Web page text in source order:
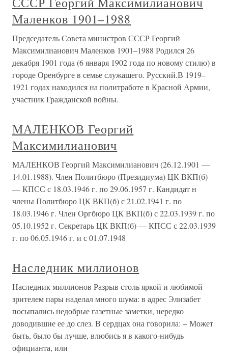
Маленков 1901–1988
Председатель Совета министров СССР Георгий
Максимилианович Маленков 1901–1988 Родился 26
декабря 1901 года (6 января 1902 года по новому стилю) в
городе Оренбурге в семье служащего. Русский.В 1919–
1921 годах находился на политработе в Красной Армии,
участник Гражданской войны.
МАЛЕНКОВ Георгий
Максимилианович
МАЛЕНКОВ Георгий Максимилианович (26.12.1901 —
14.01.1988). Член Политбюро (Президиума) ЦК ВКП(б)
— КПСС с 18.03.1946 г. по 29.06.1957 г. Кандидат н
члены Политбюро ЦК ВКП(б) с 21.02.1941 г. по
18.03.1946 г. Член Оргбюро ЦК ВКП(б) с 22.03.1939 г. по
05.10.1952 г. Секретарь ЦК ВКП(б) — КПСС с 22.03.1939
г. по 06.05.1946 г. и с 01.07.1948
Наследник миллионов
Наследник миллионов Разрыв столь яркой и любимой
зрителем пары наделал много шума: в адрес Элизабет
посыпались недобрые газетные заметки, нередко
доводившие ее до слез. В сердцах она говорила: – Может
быть, было бы лучше, влюбись я в какого-нибудь
официанта, или